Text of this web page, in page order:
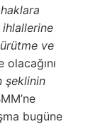
ihlallerine
ve
şeklinin
bugüne